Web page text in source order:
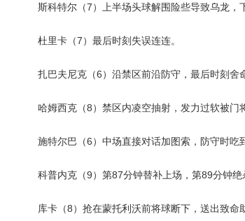
斯科特尔（7）上半场头球解围险些导致乌龙，下
杜里卡（7）最后时刻失误连连。
扎巴夫尼克（6）沿禁区前沿防守，最后时刻舍命
哈姆西克（8）禁区内凌空抽射，发力过软被门将
施特尔巴（6）中场直接对话加图索，防守时吃到
科普内克（9）第87分钟替补上场，第89分钟绝
库卡（8）抢在蒙托利沃前将球断下，送出致命助